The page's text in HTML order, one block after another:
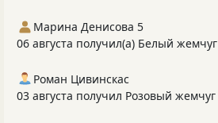
Марина Денисова 5
06 августа получил(а) Белый жемчуг
Роман Цивинскас
03 августа получил Розовый жемчуг